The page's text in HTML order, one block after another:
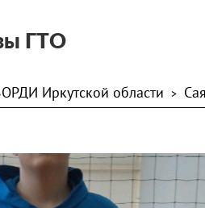
ГТО
Иркутской области >